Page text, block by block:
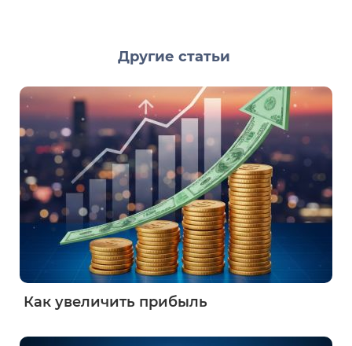
Другие статьи
Как увеличить прибыль